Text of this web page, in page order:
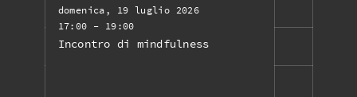
domenica, 19 luglio 2026
17:00 - 19:00
Incontro di mindfulness